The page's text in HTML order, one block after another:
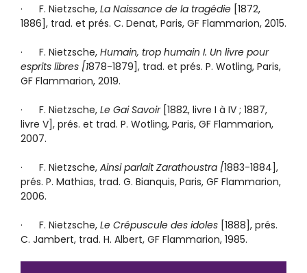
· F. Nietzsche, La Naissance de la tragédie [1872,
1886], trad. et prés. C. Denat, Paris, GF Flammarion, 2015.
· F. Nietzsche, Humain, trop humain I. Un livre pour
esprits libres [1878-1879], trad. et prés. P. Wotling, Paris,
GF Flammarion, 2019.
· F. Nietzsche, Le Gai Savoir[1882, livre I à IV ; 1887,
livre V], prés. et trad. P. Wotling, Paris, GF Flammarion,
2007.
· F. Nietzsche, Ainsi parlait Zarathoustra [1883-1884],
prés. P. Mathias, trad. G. Bianquis, Paris, GF Flammarion,
2006.
· F. Nietzsche, Le Crépuscule des idoles [1888], prés.
C. Jambert, trad. H. Albert, GF Flammarion, 1985.